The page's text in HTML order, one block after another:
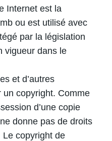
Internet est la
ou est utilisé avec
par la législation
vigueur dans le
et d’autres
copyright. Comme
d’une copie
donne pas de droits
Le copyright de